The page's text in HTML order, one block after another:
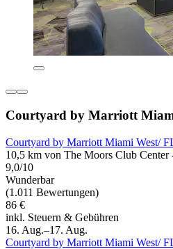
Courtyard by Marriott
Courtyard by Marriott Miami West/
10,5 km von The Moors Club Center
9,0/10
Wunderbar
(1.011 Bewertungen)
86 €
inkl. Steuern & Gebühren
16. Aug.–17. Aug.
Courtyard by Marriott Miami West/